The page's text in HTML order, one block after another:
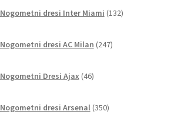
Nogometni dresi Inter Miami 132izdelkov
Nogometni dresi AC Milan 247izdelkov
Nogometni Dresi Ajax 46izdelkov
Nogometni dresi Arsenal 350izdelkov